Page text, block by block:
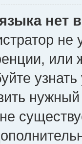
нет
не
или